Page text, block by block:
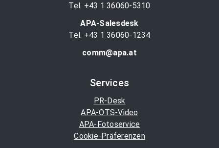
Tel. +43 1 36060-5310
APA-Salesdesk
Tel. +43 1 36060-1234
comm@apa.at
Services
PR-Desk
APA-OTS-Video
APA-Fotoservice
Cookie-Präferenzen